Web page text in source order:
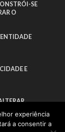
SE
O
E
DE
experiência
a consentir a